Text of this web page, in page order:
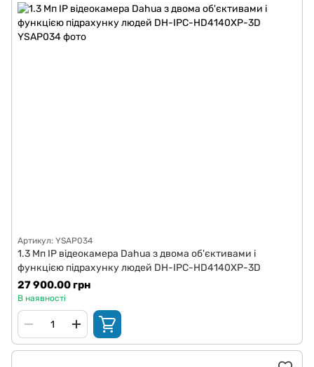
Артикул: YSAP034
1.3 Мп IP відеокамера Dahua з двома об'єктивами і
функцією підрахунку людей DH-IPC-HD4140XP-3D
27 900.00 грн
В наявності